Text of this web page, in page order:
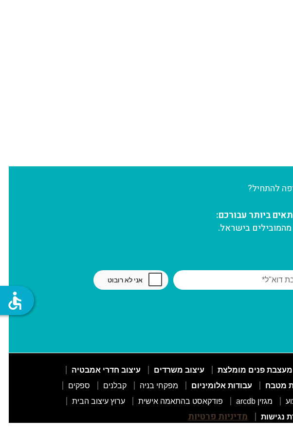
להתחיל?
מהמובילים בישראל.
מעצבת פנים מומלצת עיצוב משרדים
עיצוב חדרי אמבטיה
מטבח עבודות אלומיניום מפקחי בניה קבלנים
ספקים
מגזין arcdb פודקאסט בהתאמה אישית
ערוץ עיצוב הבית
נגישות מדיניות פרטיות
accessible